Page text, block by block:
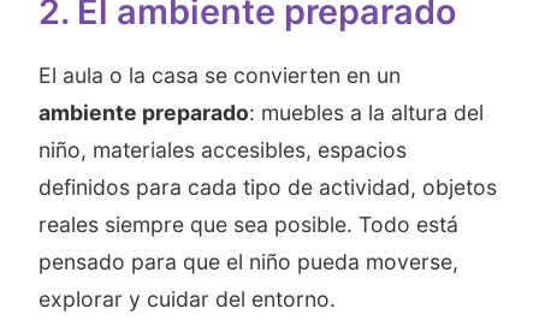
2. El ambiente preparado
El aula o la casa se convierten en un
ambiente preparado: muebles a la altura del
niño, materiales accesibles, espacios
definidos para cada tipo de actividad, objetos
reales siempre que sea posible. Todo está
pensado para que el niño pueda moverse,
explorar y cuidar del entorno.